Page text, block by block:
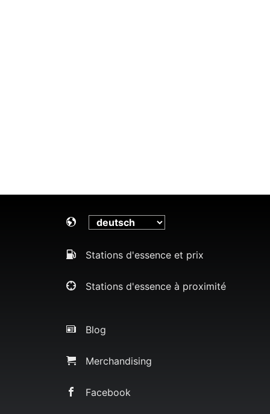
Stations d'essence et prix
Stations d'essence à proximité
Blog
Merchandising
Facebook